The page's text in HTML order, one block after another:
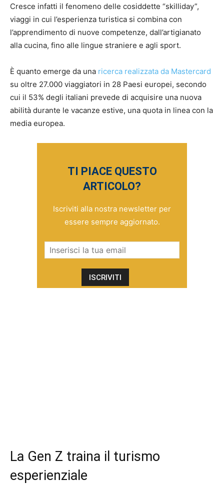
Cresce infatti il fenomeno delle cosiddette “skilliday”,
viaggi in cui l’esperienza turistica si combina con
l’apprendimento di nuove competenze, dall’artigianato
alla cucina, fino alle lingue straniere e agli sport.
È quanto emerge da una ricerca realizzata da Mastercard
su oltre 27.000 viaggiatori in 28 Paesi europei, secondo
cui il 53% degli italiani prevede di acquisire una nuova
abilità durante le vacanze estive, una quota in linea con la
media europea.
TI PIACE QUESTO
ARTICOLO?
Iscriviti alla nostra newsletter per
essere sempre aggiornato.
La Gen Z traina il turismo
esperienziale